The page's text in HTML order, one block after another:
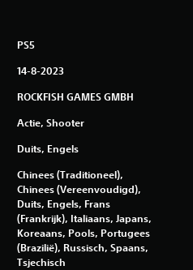
t
r
e
n
PS5
14-8-2023
ROCKFISH GAMES GMBH
Actie, Shooter
Duits, Engels
Chinees (Traditioneel),
Chinees (Vereenvoudigd),
Duits, Engels, Frans
(Frankrijk), Italiaans, Japans,
Koreaans, Pools, Portugees
(Brazilië), Russisch, Spaans,
Tsjechisch